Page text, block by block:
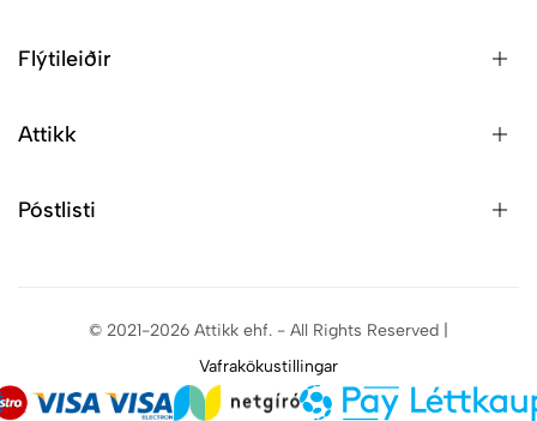
Flýtileiðir
Attikk
Póstlisti
© 2021-2026 Attikk ehf. - All Rights Reserved |
Vafrakökustillingar